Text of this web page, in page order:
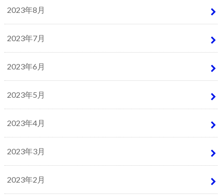
2023年8月
2023年7月
2023年6月
2023年5月
2023年4月
2023年3月
2023年2月